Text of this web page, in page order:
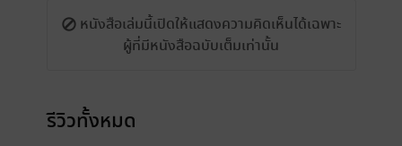
หนังสือเล่มนี้เปิดให้แสดงความคิดเห็นได้เฉพาะ
ผู้ที่มีหนังสือฉบับเต็มเท่านั้น
รีวิวทั้งหมด